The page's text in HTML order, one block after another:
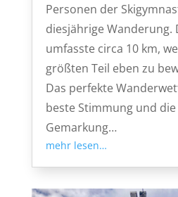
Personen der
diesjährige Wanderung.
umfasste circa 10 km,
größten Teil eben zu
Das perfekte
beste Stimmung und
Gemarkung…
mehr lesen…